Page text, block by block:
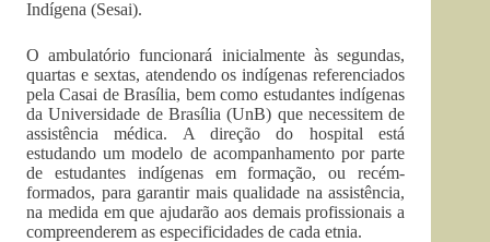
Indígena (Sesai).
O ambulatório funcionará inicialmente às segundas,
quartas e sextas, atendendo os indígenas referenciados
pela Casai de Brasília, bem como estudantes indígenas
da Universidade de Brasília (UnB) que necessitem de
assistência médica. A direção do hospital está
estudando um modelo de acompanhamento por parte
de estudantes indígenas em formação, ou recém-
formados, para garantir mais qualidade na assistência,
na medida em que ajudarão aos demais profissionais a
compreenderem as especificidades de cada etnia.